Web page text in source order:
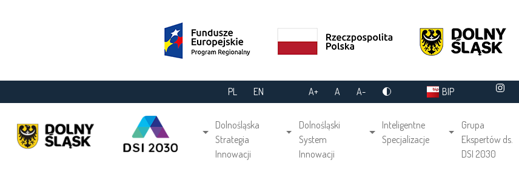
PL EN A+ A A- BIP
Main navigation
Dolnośląska
Strategia
Innowacji
Dolnośląski
System
Innowacji
Inteligentne
Specjalizacje
Grupa
Ekspertów ds.
DSI 2030